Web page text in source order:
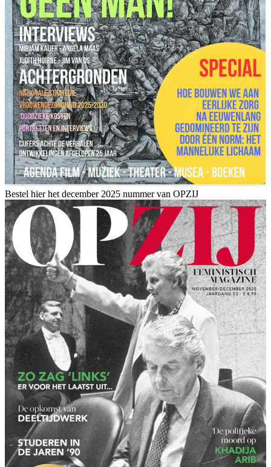
Bestel hier het december 2025 nummer van OPZIJ